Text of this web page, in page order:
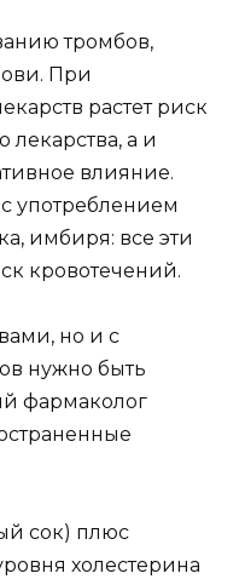
тромбов,
При
растет риск
лекарства, а и
влияние.
употреблением
имбиря: все эти
кровотечений.
но и с
нужно быть
фармаколог
сок) плюс
холестерина